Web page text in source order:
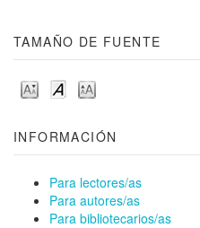
TAMAÑO DE FUENTE
INFORMACIÓN
Para lectores/as
Para autores/as
Para bibliotecarios/as